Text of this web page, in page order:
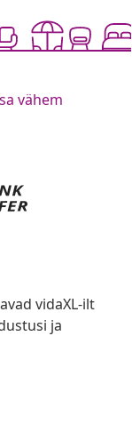
vähem
vidaXL-ilt
ja